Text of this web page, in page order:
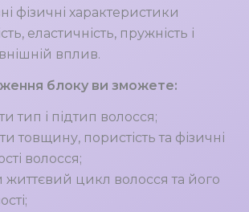
фізичні характеристики
еластичність, пружність і
вплив.
блоку ви зможете:
тип і підтип волосся;
товщину, пористість та фізичні
волосся;
життєвий цикл волосся та його